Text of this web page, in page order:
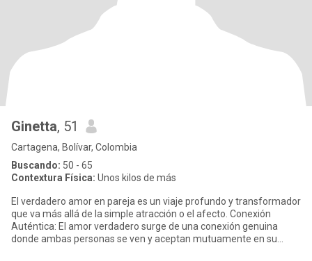
Ginetta, 51
Cartagena, Bolívar, Colombia
Buscando: 50 - 65
Contextura Física: Unos kilos de más
El verdadero amor en pareja es un viaje profundo y transformador
que va más allá de la simple atracción o el afecto. Conexión
Auténtica: El amor verdadero surge de una conexión genuina
donde ambas personas se ven y aceptan mutuamente en su